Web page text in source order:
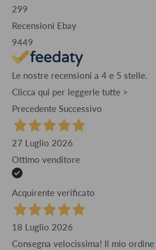
299
Recensioni Ebay
9449
Le nostre recensioni a 4 e 5 stelle.
Clicca qui per leggerle tutte >
Precedente Successivo
27 Luglio 2026
Ottimo venditore
Acquirente verificato
18 Luglio 2026
Consegna velocissima! Il mio